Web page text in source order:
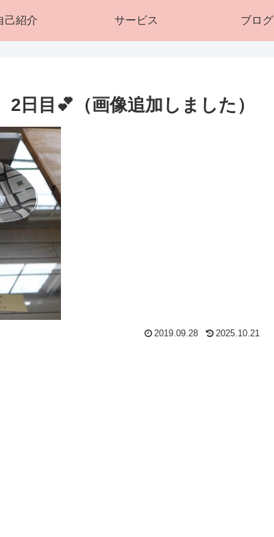
己紹介 サービス ブログ
目💕（画像追加しました）
2019.09.28 2025.10.21